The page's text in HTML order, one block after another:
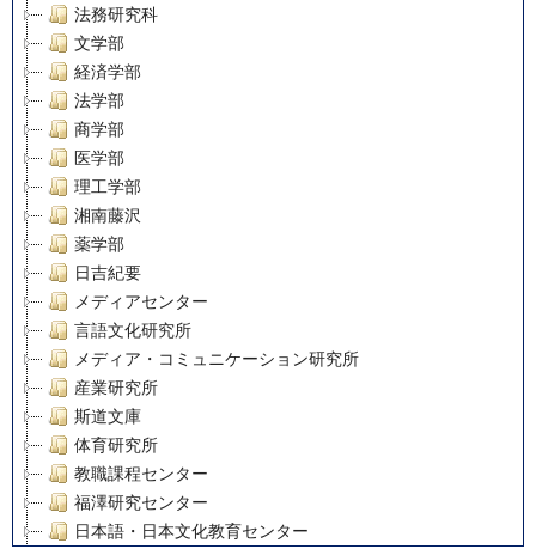
法務研究科
文学部
経済学部
法学部
商学部
医学部
理工学部
湘南藤沢
薬学部
日吉紀要
メディアセンター
言語文化研究所
メディア・コミュニケーション研究所
産業研究所
斯道文庫
体育研究所
教職課程センター
福澤研究センター
日本語・日本文化教育センター